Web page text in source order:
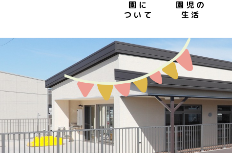
園に
ついて
教育保育について
園児の
生活
園の環境 生活の流れ
募集案内
入園説明会アクセスMAP